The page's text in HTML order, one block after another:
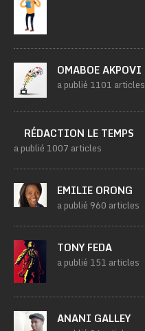
OMABOE AKPOVI
a publié 1101 articles
RÉDACTION LE TEMPS
a publié 1007 articles
EMILIE ORONG
a publié 960 articles
TONY FEDA
a publié 151 articles
ANANI GALLEY